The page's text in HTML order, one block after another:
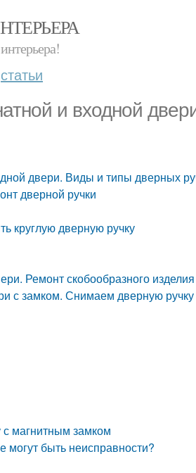
статьи
и входной
двери. Виды и типы дверных
дверной ручки
круглую дверную ручку
Ремонт скобообразного изделия
с замком. Снимаем дверную
магнитным замком
могут быть неисправности?